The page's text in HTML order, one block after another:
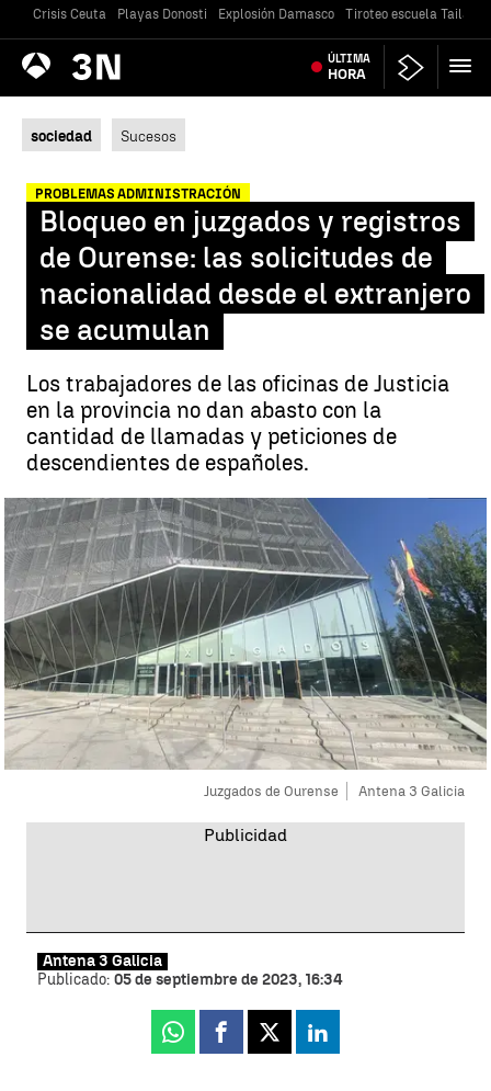
Crisis Ceuta Playas Donosti Explosión Damasco Tiroteo escuela
Antena
3 Noticias ÚLTIMA
HORA
sociedad Sucesos
PROBLEMAS ADMINISTRACIÓN
Bloqueo en juzgados y registros
de Ourense: las solicitudes de
nacionalidad desde el extranjero
se acumulan
Los trabajadores de las oficinas de Justicia
en la provincia no dan abasto con la
cantidad de llamadas y peticiones de
descendientes de españoles.
Juzgados de Ourense Antena 3 Galicia
Antena 3 Galicia
Publicado: 05 de septiembre de 2023, 16:34
Whatsapp
Facebook
X Linkedin